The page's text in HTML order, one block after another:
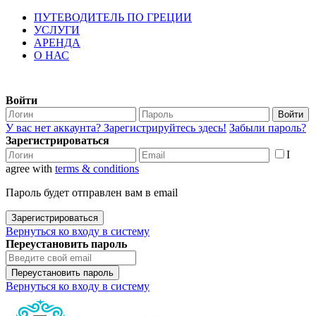
ПУТЕВОДИТЕЛЬ ПО ГРЕЦИИ
УСЛУГИ
АРЕНДА
О НАС
Войти
Войти
У вас нет аккаунта? Зарегистрируйтесь здесь! Забыли пароль?
Зарегистрироваться
I
agree with terms & conditions
Пароль будет отправлен вам в email
Зарегистрироваться
Вернуться ко входу в систему
Переустановить пароль
Переустановить пароль
Вернуться ко входу в систему